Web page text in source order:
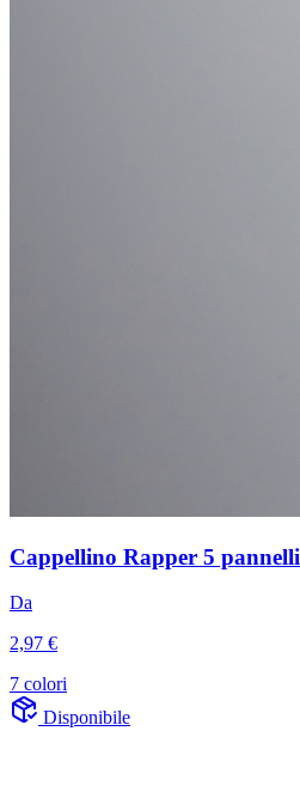
Cappellino Rapper 5 pannelli
Da
2,97 €
7 colori
Disponibile